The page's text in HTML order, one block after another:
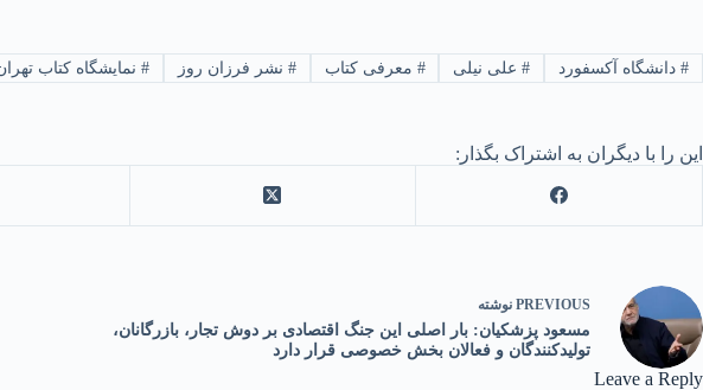
#دانشگاه آکسفورد #علی نیلی # معرفی کتاب # نشر فرزان روز # نمایشگاه کتاب
این را با دیگران به اشتراک بگذار:
PREVIOUS نوشته
مسعود پزشکیان: بار اصلی این جنگ اقتصادی بر دوش تجار، بازرگانان،
تولیدکنندگان و فعالان بخش خصوصی قرار دارد
Leave a Reply